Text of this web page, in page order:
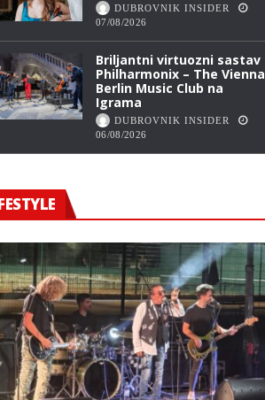
DUBROVNIK INSIDER
07/08/2026
Briljantni virtuozni sastav
Philharmonix – The Vienna
Berlin Music Club na
Igrama
DUBROVNIK INSIDER
06/08/2026